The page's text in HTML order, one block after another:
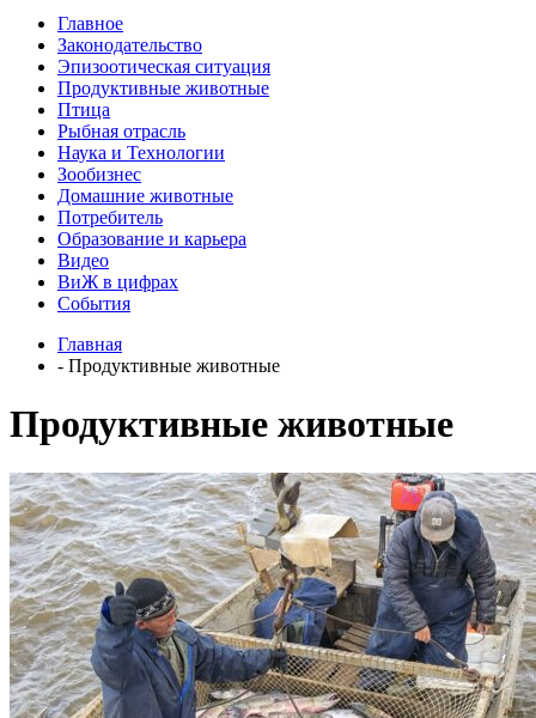
Главное
Законодательство
Эпизоотическая ситуация
Продуктивные животные
Птица
Рыбная отрасль
Наука и Технологии
Зообизнес
Домашние животные
Потребитель
Образование и карьера
Видео
ВиЖ в цифрах
События
Главная
- Продуктивные животные
Продуктивные животные